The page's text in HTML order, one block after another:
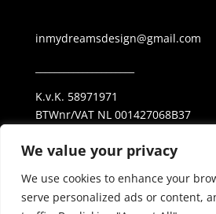
We value your privacy
We use cookies to enhance your
serve personalized ads or content,
inmydreamsdesign@gmail.com
K.v.K. 58971971
BTWnr/VAT NL 001427068B37
_____________________
Privacy Policy